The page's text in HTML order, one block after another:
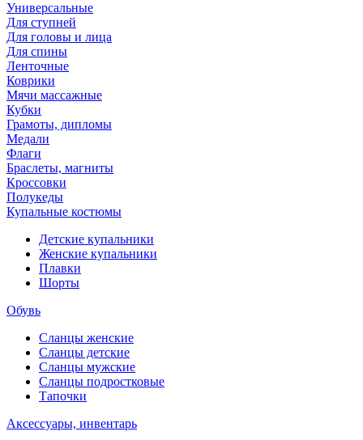
Универсальные
Для ступней
Для головы и лица
Для спины
Ленточные
Коврики
Мячи массажные
Кубки
Грамоты, дипломы
Медали
Флаги
Браслеты, магниты
Кроссовки
Полукеды
Купальные костюмы
Детские купальники
Женские купальники
Плавки
Шорты
Обувь
Сланцы женские
Сланцы детские
Сланцы мужские
Сланцы подростковые
Тапочки
Аксессуары, инвентарь